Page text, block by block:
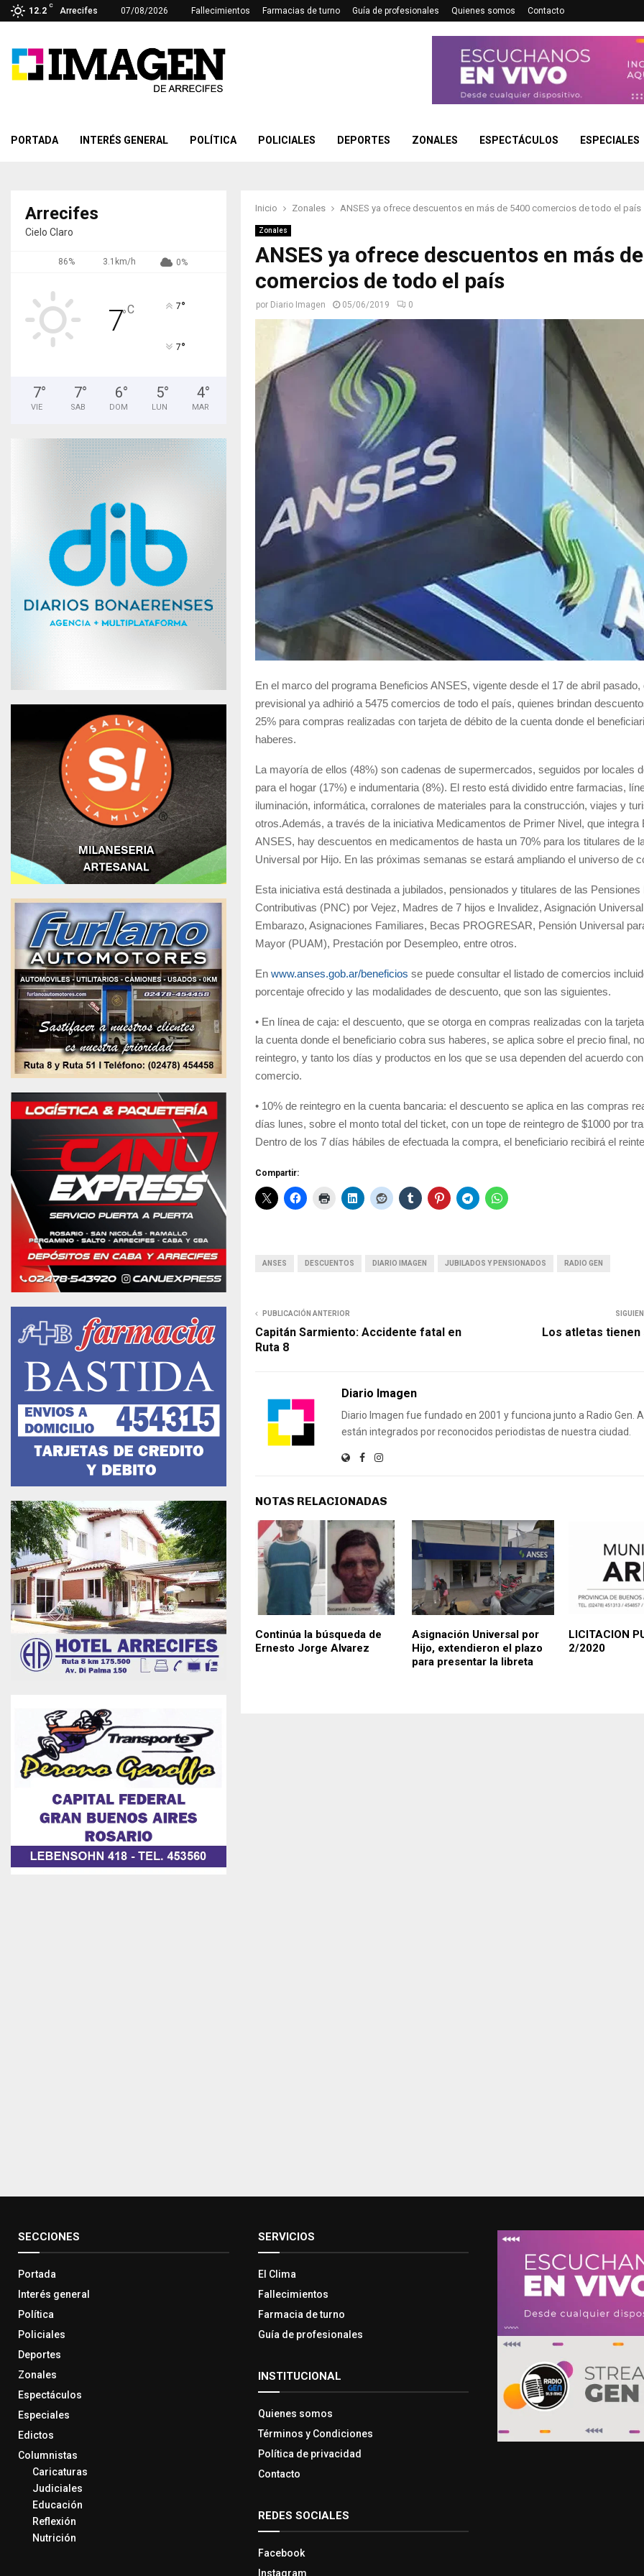
12.2
C
Arrecifes 07/08/2026 Fallecimientos Farmacias de turno Guía de profesionales Quienes somos Contacto
PORTADA INTERÉS GENERAL POLÍTICA POLICIALES DEPORTES ZONALES ESPECTÁCULOS ESPECIALES
Inicio Zonales ANSES ya ofrece descuentos en más de 5400 comercios de todo el país
Zonales
ANSES ya ofrece descuentos en más
comercios de todo el país
por Diario Imagen 05/06/2019 0
En el marco del programa Beneficios ANSES, vigente desde el 17 de abril
previsional ya adhirió a 5475 comercios de todo el país, quienes brindan
25% para compras realizadas con tarjeta de débito de la cuenta donde el
haberes.
La mayoría de ellos (48%) son cadenas de supermercados, seguidos por locales
para el hogar (17%) e indumentaria (8%). El resto está dividido entre farmacias,
iluminación, informática, corralones de materiales para la construcción, viajes y
otros.Además, a través de la iniciativa Medicamentos de Primer Nivel, que integra
ANSES, hay descuentos en medicamentos de hasta un 70% para los titulares de
Universal por Hijo. En las próximas semanas se estará ampliando el universo de
Esta iniciativa está destinada a jubilados, pensionados y titulares de las Pensiones
Contributivas (PNC) por Vejez, Madres de 7 hijos e Invalidez, Asignación
Embarazo, Asignaciones Familiares, Becas PROGRESAR, Pensión Universal
Mayor (PUAM), Prestación por Desempleo, entre otros.
En www.anses.gob.ar/beneficios se puede consultar el listado de comercios
porcentaje ofrecido y las modalidades de descuento, que son las siguientes.
• En línea de caja: el descuento, que se otorga en compras realizadas con la
la cuenta donde el beneficiario cobra sus haberes, se aplica sobre el precio final,
reintegro, y tanto los días y productos en los que se usa dependen del acuerdo
comercio.
• 10% de reintegro en la cuenta bancaria: el descuento se aplica en las compras
días lunes, sobre el monto total del ticket, con un tope de reintegro de $1000 por
Dentro de los 7 días hábiles de efectuada la compra, el beneficiario recibirá el
Compartir:
ANSES DESCUENTOS DIARIO IMAGEN JUBILADOS Y PENSIONADOS RADIO GEN
PUBLICACIÓN ANTERIOR
Capitán Sarmiento: Accidente fatal en
Ruta 8
Los atletas tienen
Diario Imagen
Diario Imagen fue fundado en 2001 y funciona junto a Radio Gen.
están integrados por reconocidos periodistas de nuestra ciudad.
NOTAS RELACIONADAS
Continúa la búsqueda de
Ernesto Jorge Alvarez
Asignación Universal por
Hijo, extendieron el plazo
para presentar la libreta
LICITACION
2/2020
Arrecifes
Cielo Claro
86% 3.1km/h 0%
7°C 7°
7°
7°
VIE
7°
SAB
6°
DOM
5°
LUN
4°
MAR
SECCIONES
Portada
Interés general
Política
Policiales
Deportes
Zonales
Espectáculos
Especiales
Edictos
Columnistas
Caricaturas
Judiciales
Educación
Reflexión
Nutrición
SERVICIOS
El Clima
Fallecimientos
Farmacia de turno
Guía de profesionales
INSTITUCIONAL
Quienes somos
Términos y Condiciones
Política de privacidad
Contacto
REDES SOCIALES
Facebook
Instagram